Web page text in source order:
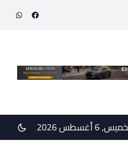
في الجنوب عبر إجراء سلسلة اتصالات
6 أغسطس 2026